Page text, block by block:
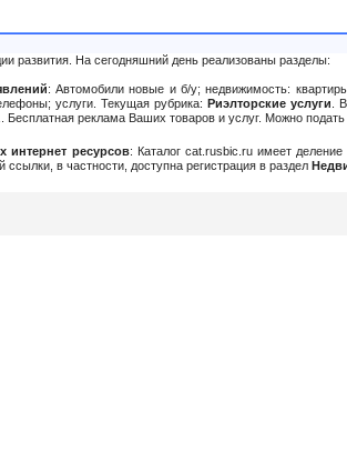
развития. На сегодняшний день реализованы разделы:
: Автомобили новые и б/у; недвижимость:
услуги. Текущая рубрика:Риэлторские услуги
.
Бесплатная реклама Ваших товаров и услуг. Можно
интернет ресурсов: Каталог cat.rusbic.ru имеет
ссылки, в частности, доступна регистрация в раздел